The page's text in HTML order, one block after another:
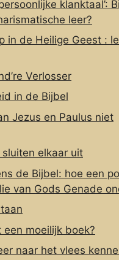
klanktaal’:
leer?
in de Heilige Geest :
Verlosser
in de Bijbel
Jezus en Paulus niet
elkaar uit
de Bijbel: hoe een
van Gods Genade
een moeilijk boek?
naar het vlees